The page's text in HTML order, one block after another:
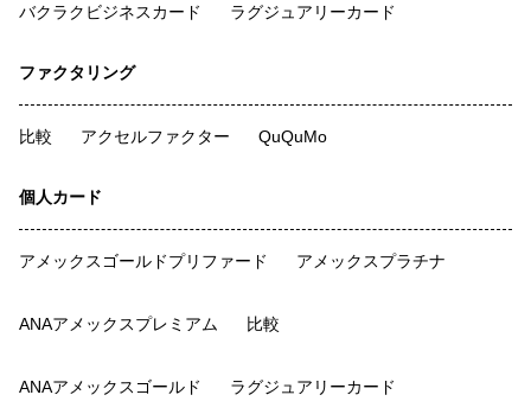
バクラクビジネスカード ラグジュアリーカード
ファクタリング
比較 アクセルファクター QuQuMo
個人カード
アメックスゴールドプリファード アメックスプラチナ
ANAアメックスプレミアム 比較
ANAアメックスゴールド ラグジュアリーカード